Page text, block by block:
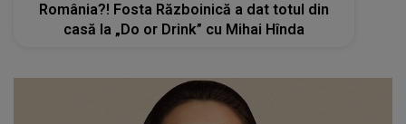
România?! Fosta Războinică a dat totul din
casă la „Do or Drink” cu Mihai Hînda